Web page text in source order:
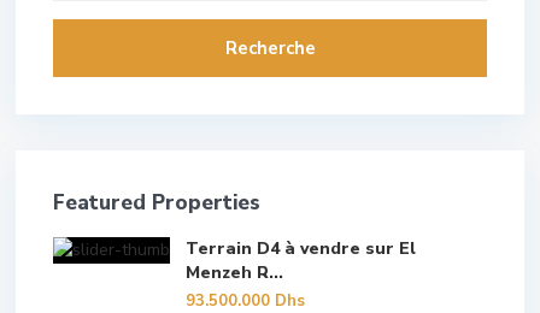
Recherche
Featured Properties
Terrain D4 à vendre sur El
Menzeh R...
93.500.000 Dhs